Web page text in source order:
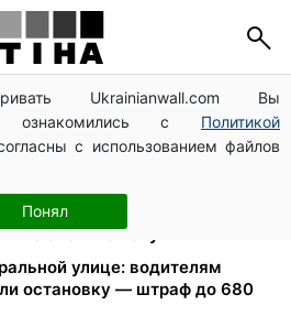
Ukrainianwall.com Вы
ознакомились с Политикой
с использованием файлов
Понял
закон №4777 запустил двойное
в регионах
рф уничтожила склады с
III группы с сентября: от
кто сколько получит
улице: водителям
остановку — штраф до 680